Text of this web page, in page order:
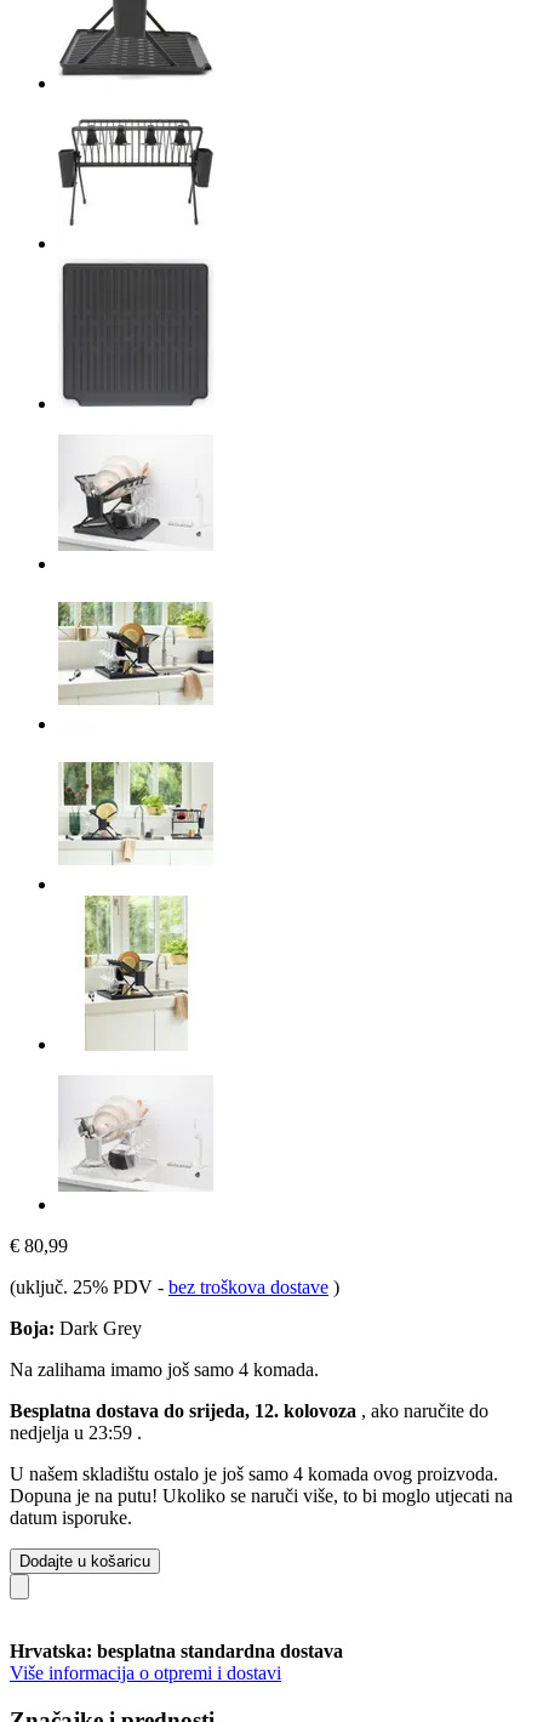
€ 80,99
(uključ. 25% PDV - bez troškova dostave )
Boja: Dark Grey
Na zalihama imamo još samo 4 komada.
Besplatna dostava do srijeda, 12. kolovoza , ako naručite do
nedjelja u 23:59 .
U našem skladištu ostalo je još samo 4 komada ovog proizvoda.
Dopuna je na putu! Ukoliko se naruči više, to bi moglo utjecati na
datum isporuke.
Dodajte u košaricu
Hrvatska: besplatna standardna dostava
Više informacija o otpremi i dostavi